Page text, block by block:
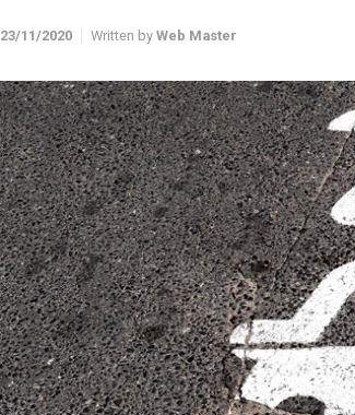
23/11/2020 Written by Web Master